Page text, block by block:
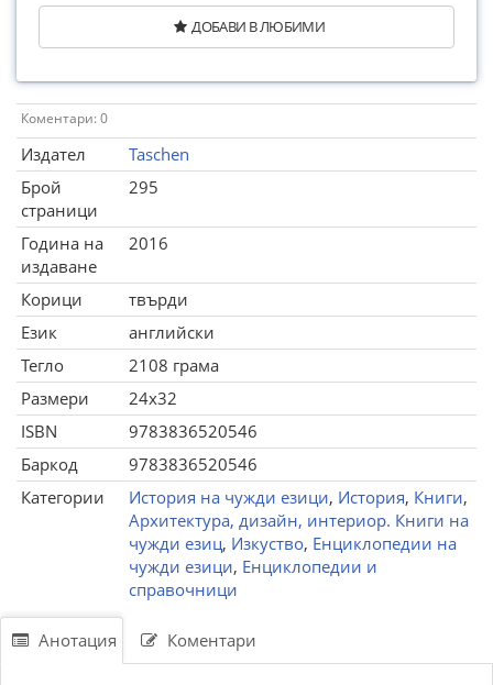
ДОБАВИ В ЛЮБИМИ
Коментари: 0
Издател
Taschen
Брой
страници
295
Година на
издаване
2016
Корици
твърди
Език
английски
Тегло
2108 грама
Размери
24x32
ISBN
9783836520546
Баркод
9783836520546
Категории
История на чужди езици, История, Книги,
Архитектура, дизайн, интериор. Книги на
чужди езиц, Изкуство, Енциклопедии на
чужди езици, Енциклопедии и
справочници
Анотация Коментари